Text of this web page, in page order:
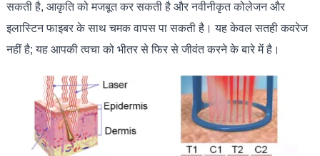
सकती है, आकृति को मजबूत कर सकती है और नवीनीकृत कोलेजन और
इलास्टिन फाइबर के साथ चमक वापस पा सकती है। यह केवल सतही कवरेज
नहीं है; यह आपकी त्वचा को भीतर से फिर से जीवंत करने के बारे में है।